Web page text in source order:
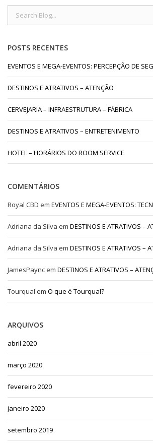
POSTS RECENTES
EVENTOS E MEGA-EVENTOS: PERCEPÇÃO DE
DESTINOS E ATRATIVOS – ATENÇÃO
CERVEJARIA – INFRAESTRUTURA – FÁBRICA
DESTINOS E ATRATIVOS – ENTRETENIMENTO
HOTEL – HORÁRIOS DO ROOM SERVICE
COMENTÁRIOS
Royal CBD em EVENTOS E MEGA-EVENTOS:
Adriana da Silva em DESTINOS E ATRATIVOS –
Adriana da Silva em DESTINOS E ATRATIVOS –
JamesPaync em DESTINOS E ATRATIVOS –
Tourqual em O que é Tourqual?
ARQUIVOS
abril 2020
março 2020
fevereiro 2020
janeiro 2020
setembro 2019